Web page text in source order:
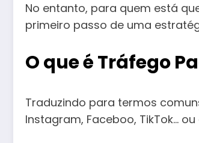
No entanto, para quem está
primeiro passo de uma
O que é Tráfego
Traduzindo para termos
Instagram, Faceboo, TikTok…